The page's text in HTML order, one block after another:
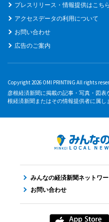
プレスリリース・情報提供はこち
アクセスデータの利用について
お問い合わせ
広告のご案内
Copyright 2026 OMI PRINTING All rights
彦根経済新聞に掲載の記事・写真・図
根経済新聞またはその情報提供者に属し
みんなの経済新聞ネットワ
お問い合わせ